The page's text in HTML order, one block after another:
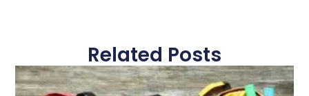
Related Posts